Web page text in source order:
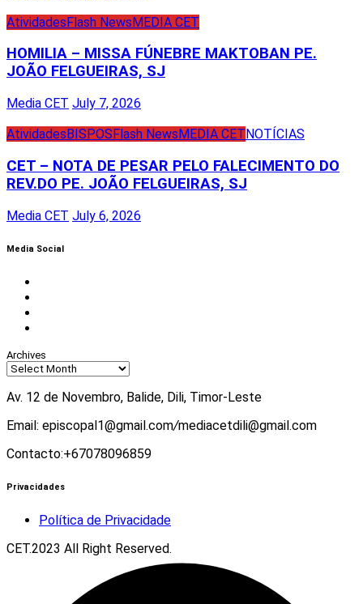
AtividadesFlash NewsMEDIA CET
HOMILIA – MISSA FÚNEBRE MAKTOBAN PE.
JOÃO FELGUEIRAS, SJ
Media CET July 7, 2026
Atividades BISPOS Flash News MEDIA CET NOTÍCIAS
CET – NOTA DE PESAR PELO FALECIMENTO DO
REV.DO PE. JOÃO FELGUEIRAS, SJ
Media CET July 6, 2026
Media Social
Archives
Av. 12 de Novembro, Balide, Dili, Timor-Leste
Email: episcopal1@gmail.com/mediacetdili@gmail.com
Contacto:+67078096859
Privacidades
Política de Privacidade
CET.2023 All Right Reserved.